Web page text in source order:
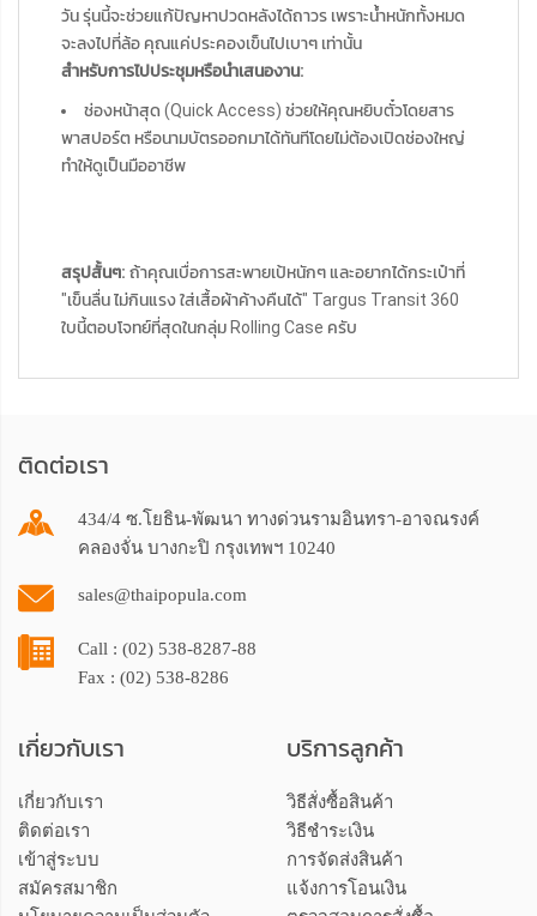
วัน รุ่นนี้จะช่วยแก้ปัญหาปวดหลังได้ถาวร เพราะน้ำหนักทั้งหมด
จะลงไปที่ล้อ คุณแค่ประคองเข็นไปเบาๆ เท่านั้น
สำหรับการไปประชุมหรือนำเสนองาน:
ช่องหน้าสุด (Quick Access) ช่วยให้คุณหยิบตั๋วโดยสาร
พาสปอร์ต หรือนามบัตรออกมาได้ทันทีโดยไม่ต้องเปิดช่องใหญ่
ทำให้ดูเป็นมืออาชีพ
สรุปสั้นๆ: ถ้าคุณเบื่อการสะพายเป้หนักๆ และอยากได้กระเป๋าที่
"เข็นลื่น ไม่กินแรง ใส่เสื้อผ้าค้างคืนได้" Targus Transit 360
ใบนี้ตอบโจทย์ที่สุดในกลุ่ม Rolling Case ครับ
ติดต่อเรา
434/4 ซ.โยธิน-พัฒนา ทางด่วนรามอินทรา-อาจณรงค์
คลองจั่น บางกะปิ กรุงเทพฯ 10240
sales@thaipopula.com
Call : (02) 538-8287-88
Fax : (02) 538-8286
เกี่ยวกับเรา
เกี่ยวกับเรา
ติดต่อเรา
เข้าสู่ระบบ
สมัครสมาชิก
บริการลูกค้า
วิธีสั่งซื้อสินค้า
วิธีชำระเงิน
การจัดส่งสินค้า
แจ้งการโอนเงิน